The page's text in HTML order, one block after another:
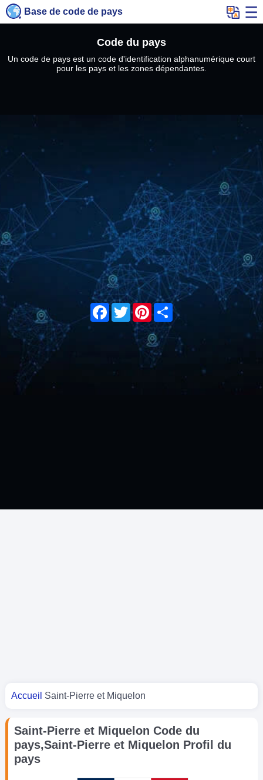
Base de code de pays
Code du pays
Un code de pays est un code d'identification alphanumérique court
pour les pays et les zones dépendantes.
Facebook
TwitterPinterest
Share
Vous êtes ici
Accueil Saint-Pierre et Miquelon
Saint-Pierre et Miquelon Code du
pays,Saint-Pierre et Miquelon Profil du
pays